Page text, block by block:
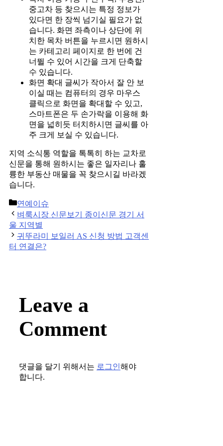
중고차 등 찾으시는 특정 정보가
있다면 한 장씩 넘기실 필요가 없
습니다. 화면 좌측이나 상단에 위
치한 목차 버튼을 누르시면 원하시
는 카테고리 페이지로 한 번에 건
너뛸 수 있어 시간을 크게 단축할
수 있습니다.
화면 확대 글씨가 작아서 잘 안 보
이실 때는 컴퓨터의 경우 마우스
클릭으로 화면을 확대할 수 있고,
스마트폰은 두 손가락을 이용해 화
면을 넓히듯 터치하시면 글씨를 아
주 크게 보실 수 있습니다.
지역 소식통 역할을 톡톡히 하는 교차로
신문을 통해 원하시는 좋은 일자리나 훌
륭한 부동산 매물을 꼭 찾으시길 바라겠
습니다.
Categories
연예이슈
Post
navigation
벼룩시장 신문보기 종이신문 경기 서
울 지역별
귀뚜라미 보일러 AS 신청 방법 고객센
터 연결은?
Leave a
Comment
댓글을 달기 위해서는 로그인해야
합니다.